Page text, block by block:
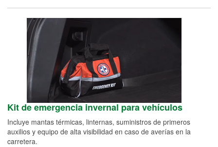
Kit de emergencia invernal para vehículos
Incluye mantas térmicas, linternas, suministros de primeros
auxilios y equipo de alta visibilidad en caso de averías en la
carretera.